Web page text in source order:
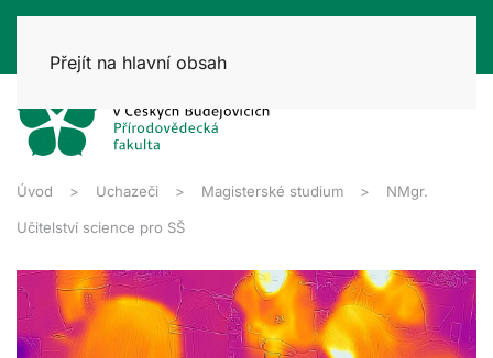
Přejít na hlavní obsah
Úvod Uchazeči Magisterské studium NMgr.
Učitelství science pro SŠ